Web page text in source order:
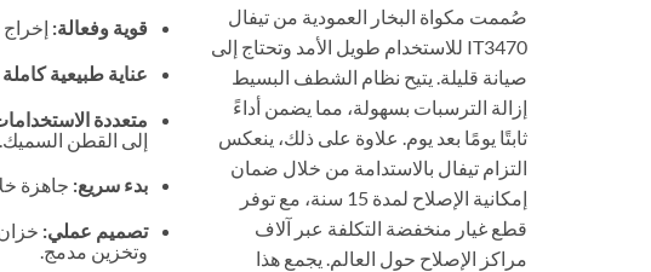
صُممت مكواة البخار العمودية من تيفال
IT3470 للاستخدام طويل الأمد وتحتاج إلى
صيانة قليلة. يتيح نظام الشطف البسيط
إزالة الترسبات بسهولة، مما يضمن أداءً
ثابتًا يومًا بعد يوم. علاوة على ذلك، ينعكس
التزام تيفال بالاستدامة من خلال ضمان
إمكانية الإصلاح لمدة 15 سنة، مع توفر
قطع غيار منخفضة التكلفة عبر آلاف
مراكز الإصلاح حول العالم. يجمع هذا
قوية وفعالة: إخراج بخار 42 جم/دقيقة
عناية طبيعية
متعددة
إلى القطن السميك.
بدء سريع: جاهزة خلال 45 ثانية فقط لتصحيحات
تصميم عملي:
وتخزين مدمج.